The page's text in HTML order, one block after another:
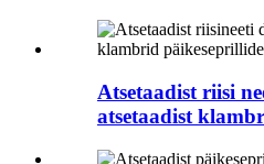
Atsetaadist riisi
atsetaadist